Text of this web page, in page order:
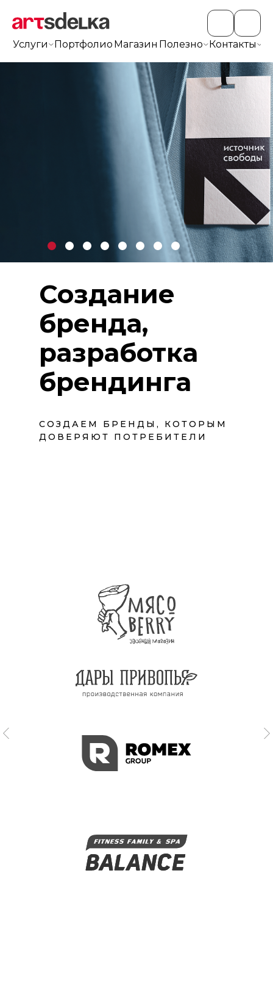
Услуги Портфолио Магазин Полезно Контакты
Создание
бренда,
разработка
брендинга
СОЗДАЕМ БРЕНДЫ, КОТОРЫМ
ДОВЕРЯЮТ ПОТРЕБИТЕЛИ